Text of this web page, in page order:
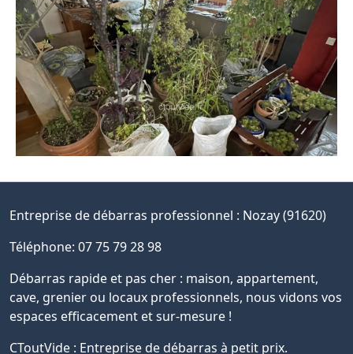
Entreprise de débarras professionnel : Nozay (91620)
Téléphone: 07 75 79 28 98
Débarras rapide et pas cher : maison, appartement,
cave, grenier ou locaux professionnels, nous vidons vos
espaces efficacement et sur-mesure !
CToutVide : Entreprise de débarras à petit prix.